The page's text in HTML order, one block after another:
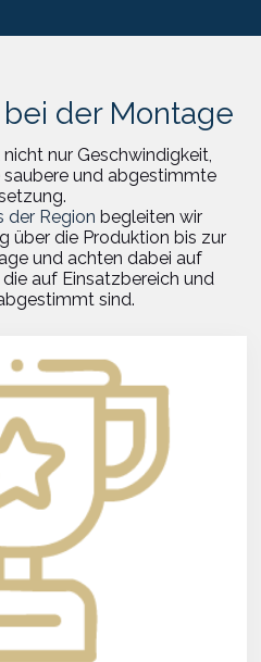
der Montage
nur Geschwindigkeit,
und abgestimmte
der Region begleiten wir
über die Produktion bis zur
und achten dabei auf
die auf Einsatzbereich und
sind.